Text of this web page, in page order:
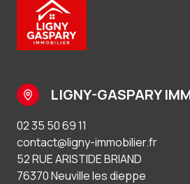
LIGNY-GASPARY
02 35 50 69 11
contact@ligny-immobilier.fr
52 RUE ARISTIDE BRIAND
76370 Neuville les dieppe